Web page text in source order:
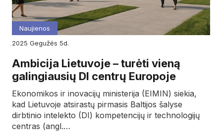
Naujienos
2025
gegužės 5d.
Ambicija Lietuvoje – turėti vieną
galingiausių DI centrų Europoje
Ekonomikos ir inovacijų ministerija (EIMIN) siekia,
kad Lietuvoje atsirastų pirmasis Baltijos šalyse
dirbtinio intelekto (DI) kompetencijų ir technologijų
centras (angl.…